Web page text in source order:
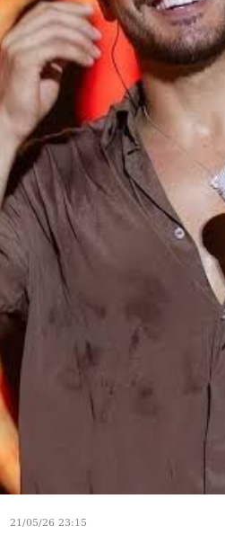
21/05/26 23:15